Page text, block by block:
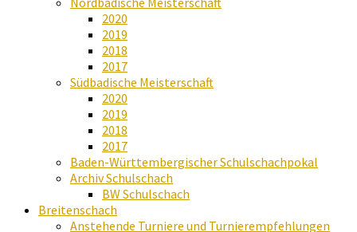
2020
2019
2018
2017
Südbadische Meisterschaft
2020
2019
2018
2017
Baden-Württembergischer Schulschachpokal
Archiv Schulschach
BW Schulschach
Breitenschach
Anstehende Turniere und Turnierempfehlungen